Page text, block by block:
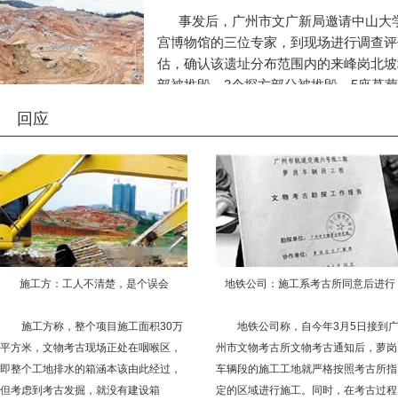
事发后，广州市文广新局邀请中山
宫博物馆的三位专家，到现场进行调查
估，确认该遗址分布范围内的来峰岗北
部被推毁，3个探方部分被推毁，5座墓
事件，开展各建设项目文物保护专项检
回应
施工方：工人不清楚，是个误会
施工方称，整个项目施工面积30万
平方米，文物考古现场正处在咽喉区，
即整个工地排水的箱涵本该由此经过，
但考虑到考古发掘，就没有建设箱
地铁公司：施工系考古所同意后进行
地铁公司称，自今年3月5日接到广
州市文物考古所文物考古通知后，萝岗
车辆段的施工工地就严格按照考古所指
定的区域进行施工。同时，在考古过程